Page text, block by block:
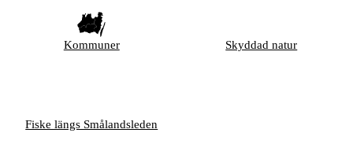
Kommuner Skyddad natur
Fiske längs Smålandsleden